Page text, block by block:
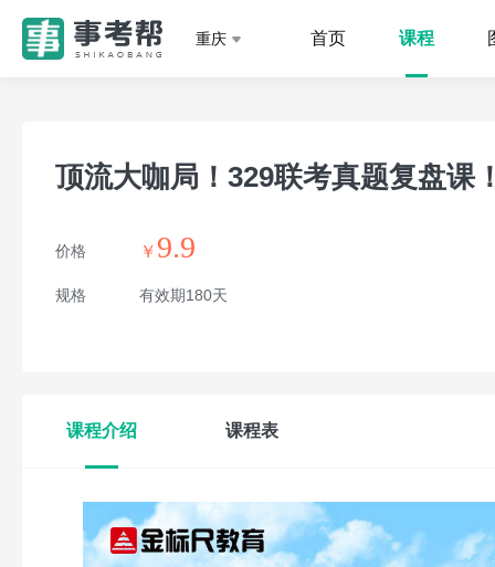
重庆 首页 课程
顶流大咖局！329联考真题复盘课
价格 ￥ 9.9
规格 有效期180天
课程介绍 课程表